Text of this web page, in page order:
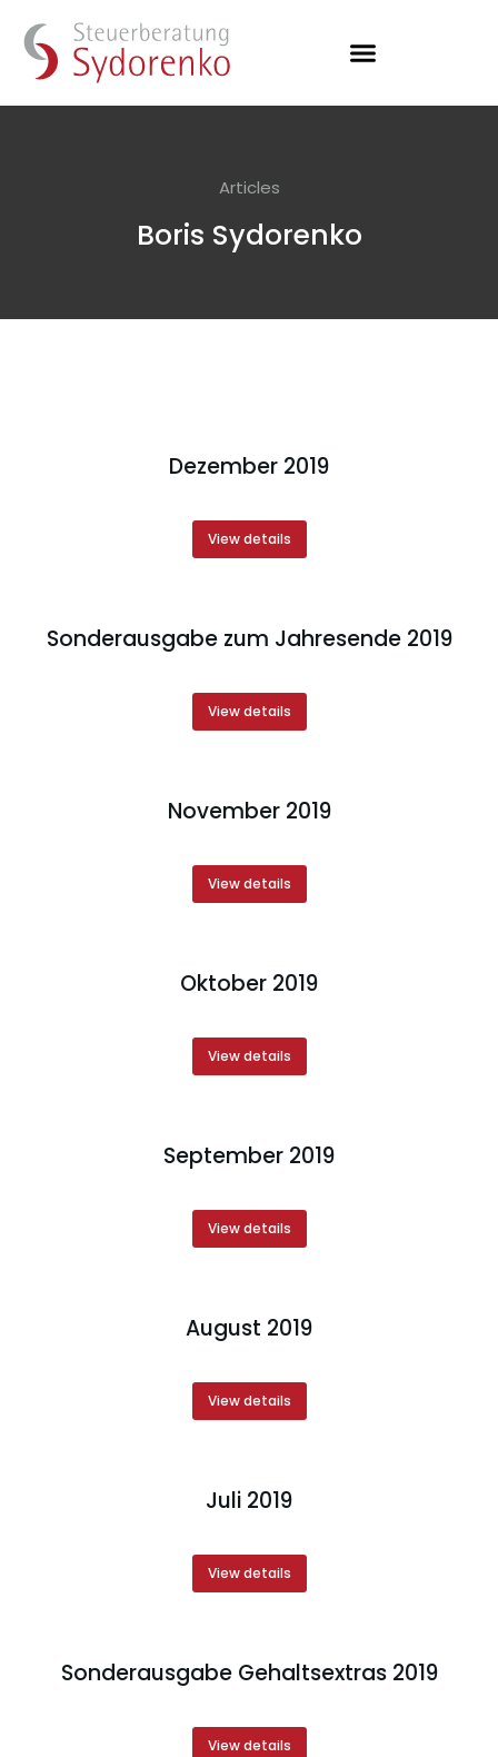
Articles
Boris Sydorenko
Dezember 2019
View details
Sonderausgabe zum Jahresende 2019
View details
November 2019
View details
Oktober 2019
View details
September 2019
View details
August 2019
View details
Juli 2019
View details
Sonderausgabe Gehaltsextras 2019
View details